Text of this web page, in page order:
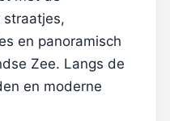
straatjes,
en panoramisch
Zee. Langs de
en moderne